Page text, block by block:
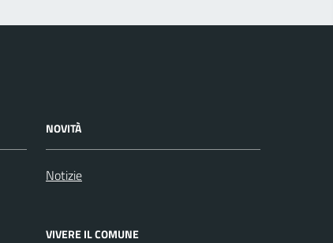
NOVITÀ
Notizie
VIVERE IL COMUNE